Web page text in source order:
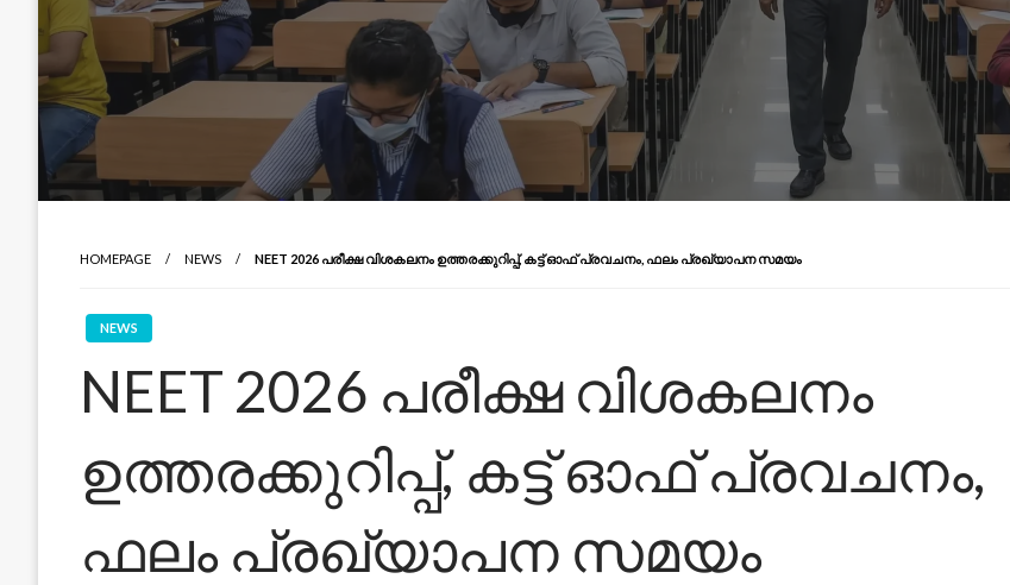
HOMEPAGE NEWS NEET 2026 പരീക്ഷ വിശകലനം ഉത്തരക്കുറിപ്പ്, കട്ട് ഓഫ് പ്രവചനം, ഫലം പ്രഖ്യാപന സമയം
NEWS
NEET 2026 പരീക്ഷ വിശകലനം
ഉത്തരക്കുറിപ്പ്, കട്ട് ഓഫ് പ്രവചനം,
ഫലം പ്രഖ്യാപന സമയം